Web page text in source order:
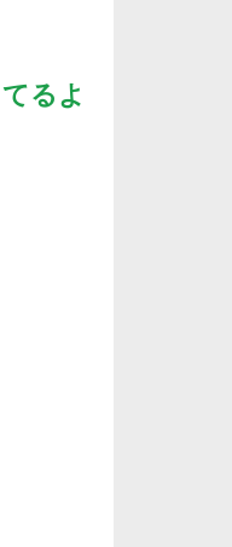
るよ